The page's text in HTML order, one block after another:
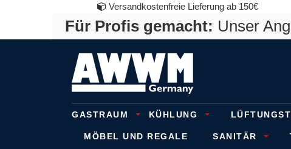
Versandkostenfreie Lieferung ab 150€
Für Profis gemacht: Unser
GASTRAUM KÜHLUNG
MÖBEL UND REGALE SANITÄR